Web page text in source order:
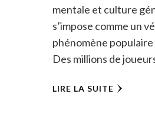
mentale et culture
s’impose comme un
phénomène populaire
Des millions de
LIRE LA SUITE